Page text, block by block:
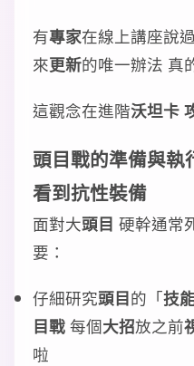
有專家在線上講座說過
來更新的唯一辦法 真
這觀念在進階沃坦卡
頭目戰的準備與執
看到抗性裝備
面對大頭目 硬幹通常
要：
仔細研究頭目的「技
目戰 每個大招放之前
啦